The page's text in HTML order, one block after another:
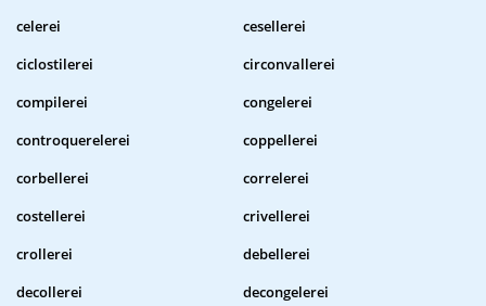
celerei
cesellerei
ciclostilerei
circonvallerei
compilerei
congelerei
controquerelerei
coppellerei
corbellerei
correlerei
costellerei
crivellerei
crollerei
debellerei
decollerei
decongelerei